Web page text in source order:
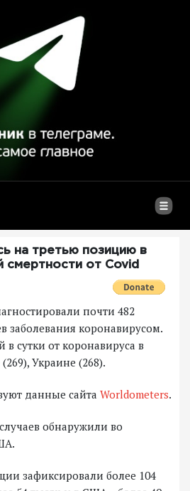
на третью позицию в
смертности от Covid
почти 482
заболевания коронавирусом.
в сутки от коронавируса в
Украине (268).
данные сайта Worldometers.
обнаружили во
зафиксировали более 104